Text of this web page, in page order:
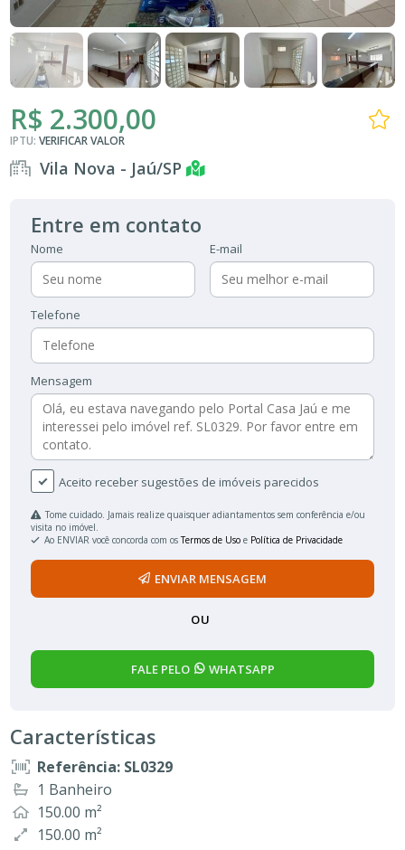
R$ 2.300,00
IPTU:VERIFICAR VALOR
Vila Nova - Jaú/SP
Entre em contato
Nome E-mail
Telefone
Mensagem
Aceito receber sugestões de imóveis parecidos
Tome cuidado. Jamais realize quaisquer adiantamentos sem conferência e/ou
visita no imóvel.
Ao ENVIAR você concorda com osTermos de Uso e Política de Privacidade
ENVIAR MENSAGEM
OU
FALE PELO WHATSAPP
Características
Referência: SL0329
1 Banheiro
150.00 m²
150.00 m²